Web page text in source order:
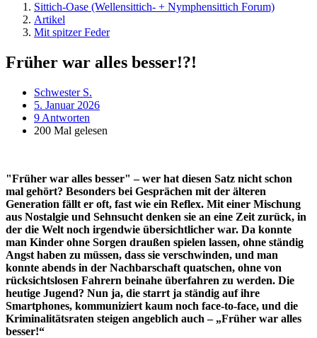
Sittich-Oase (Wellensittich- + Nymphensittich Forum)
Artikel
Mit spitzer Feder
Früher war alles besser!?!
Schwester S.
5. Januar 2026
9 Antworten
200 Mal gelesen
"Früher war alles besser" – wer hat diesen Satz nicht schon
mal gehört? Besonders bei Gesprächen mit der älteren
Generation fällt er oft, fast wie ein Reflex. Mit einer Mischung
aus Nostalgie und Sehnsucht denken sie an eine Zeit zurück, in
der die Welt noch irgendwie übersichtlicher war. Da konnte
man Kinder ohne Sorgen draußen spielen lassen, ohne ständig
Angst haben zu müssen, dass sie verschwinden, und man
konnte abends in der Nachbarschaft quatschen, ohne von
rücksichtslosen Fahrern beinahe überfahren zu werden. Die
heutige Jugend? Nun ja, die starrt ja ständig auf ihre
Smartphones, kommuniziert kaum noch face-to-face, und die
Kriminalitätsraten steigen angeblich auch – „Früher war alles
besser!“